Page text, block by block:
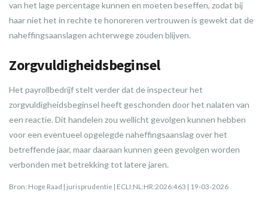
van het lage percentage kunnen en moeten beseffen, zodat bij
haar niet het in rechte te honoreren vertrouwen is gewekt dat de
naheffingsaanslagen achterwege zouden blijven.
Zorgvuldigheidsbeginsel
Het payrollbedrijf stelt verder dat de inspecteur het
zorgvuldigheidsbeginsel heeft geschonden door het nalaten van
een reactie. Dit handelen zou wellicht gevolgen kunnen hebben
voor een eventueel opgelegde naheffingsaanslag over het
betreffende jaar, maar daaraan kunnen geen gevolgen worden
verbonden met betrekking tot latere jaren.
Bron: Hoge Raad | jurisprudentie | ECLI:NL:HR:2026:463 | 19-03-2026